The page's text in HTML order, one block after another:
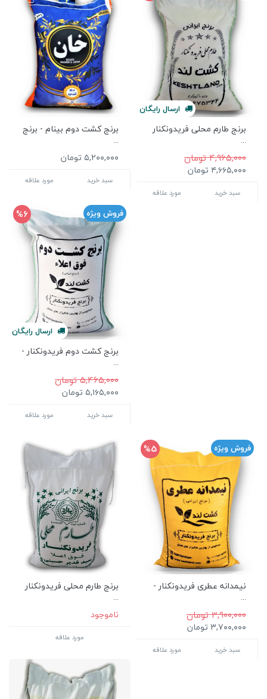
ارسالرایگان
برنج طارم محلی فریدونکنار
...
۴,۹۶۵,۰۰۰ تومان
۴,۶۶۵,۰۰۰ تومان
سبد خرید مورد علاقه
برنج کشت دوم بینام - برنج
...
۵,۲۰۰,۰۰۰ تومان
سبد خرید مورد علاقه
فروش ویژه %6
ارسالرایگان
برنج کشت دوم فریدونکنار -
...
۵,۴۶۵,۰۰۰ تومان
۵,۱۶۵,۰۰۰ تومان
سبد خرید مورد علاقه
فروش ویژه %5
نیمدانه عطری فریدونکنار -
...
۳,۹۰۰,۰۰۰ تومان
۳,۷۰۰,۰۰۰ تومان
سبد خرید مورد علاقه
برنج طارم محلی فریدونکنار
...
ناموجود
مورد علاقه